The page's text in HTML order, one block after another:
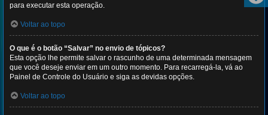
para executar esta operação.
Voltar ao topo
O que é o botão “Salvar” no envio de tópicos?
Esta opção lhe permite salvar o rascunho de uma determinada mensagem
que você deseje enviar em um outro momento. Para recarregá-la, vá ao
Painel de Controle do Usuário e siga as devidas opções.
Voltar ao topo